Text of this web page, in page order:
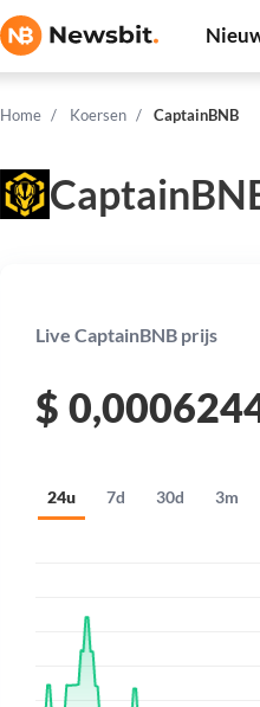
Home Koersen CaptainBNB
Live CaptainBNB prijs
$
24u 7d 30d 3m